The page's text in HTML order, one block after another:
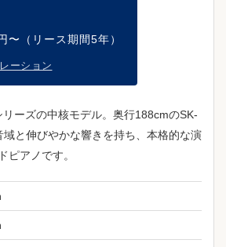
〜（リース期間5年）
ーション
リーズの中核モデル。奥行188cmのSK-
と伸びやかな響きを持ち、本格的な演
ピアノです。